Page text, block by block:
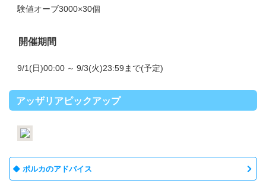
験値オーブ3000×30個
開催期間
9/1(日)00:00 ～ 9/3(火)23:59まで(予定)
アッザリアピックアップ
ポルカのアドバイス